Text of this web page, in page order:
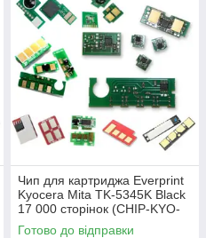
Чип для картриджа Everprint
Kyocera Mita TK-5345K Black
17 000 сторінок (CHIP-KYO-
TK-5345K)
Готово до відправки